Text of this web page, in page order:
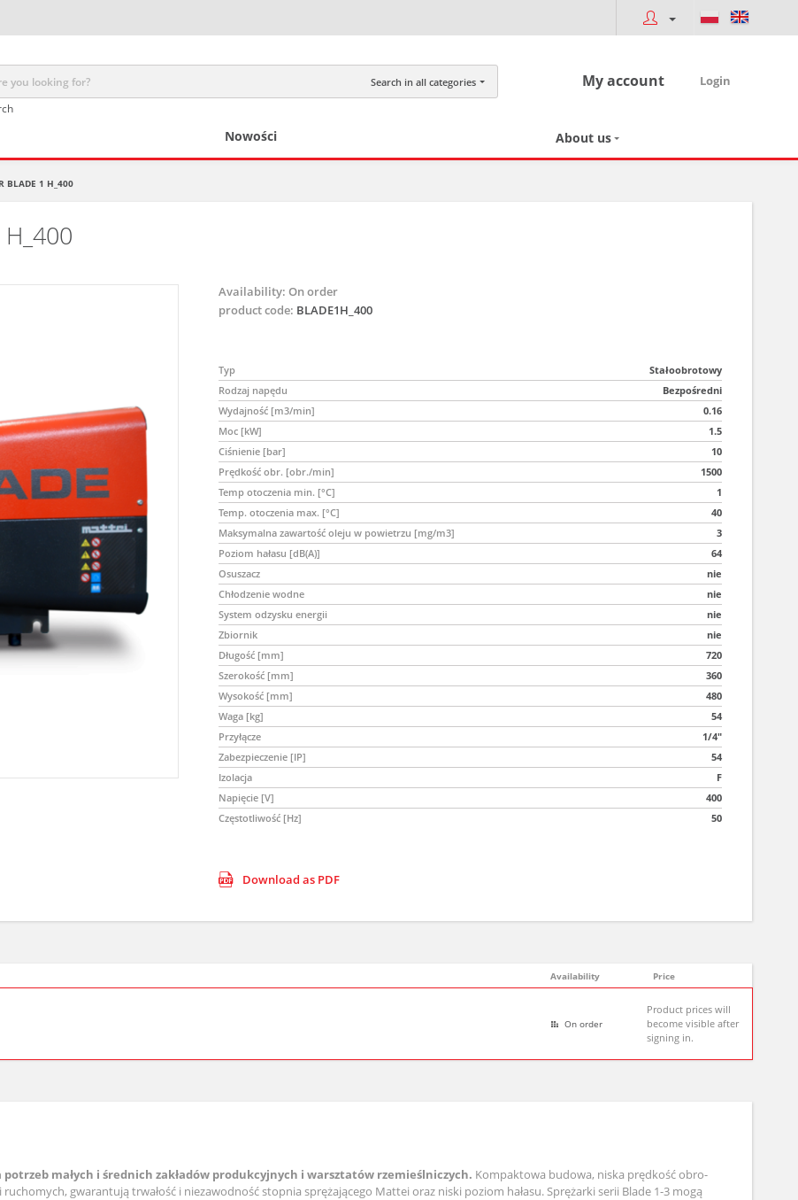
Search in all categories My account Login
Nowości About us
BLADE 1 H_400
H_400
Availability: On order
product code: BLADE1H_400
Typ
Stałoobrotowy
Rodzaj napędu
Bezpośredni
Wydajność [m3/min]
0.16
Moc [kW]
1.5
Ciśnienie [bar]
10
Prędkość obr. [obr./min]
1500
Temp otoczenia min. [°C]
1
Temp. otoczenia max. [°C]
40
Maksymalna zawartość oleju w powietrzu [mg/m3]
3
Poziom hałasu [dB(A)]
64
Osuszacz
nie
Chłodzenie wodne
nie
System odzysku energii
nie
Zbiornik
nie
Długość [mm]
720
Szerokość [mm]
360
Wysokość [mm]
480
Waga [kg]
54
Przyłącze
1/4"
Zabezpieczenie [IP]
54
Izolacja
F
Napięcie [V]
400
Częstotliwość [Hz]
50
Download as PDF
Availability Price
On order
Product prices will
become visible after
signing in.
małych i średnich zakładów produkcyjnych i warsztatów rzemieślniczych. Kompaktowa budowa, niska prędkość obro­
gwarantują trwałość i nie­zawodność stopnia sprężającego Mattei oraz niski poziom hałasu. Sprężarki serii Blade 1-3 mogą